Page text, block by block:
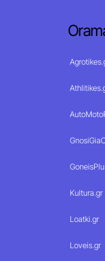
Kultura.gr
Loatki.gr
Loveis.gr